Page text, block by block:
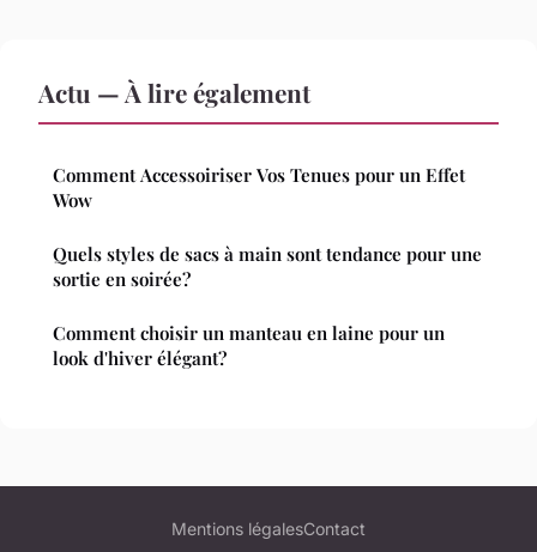
Actu — À lire également
Comment Accessoiriser Vos Tenues pour un Effet
Wow
Quels styles de sacs à main sont tendance pour une
sortie en soirée?
Comment choisir un manteau en laine pour un
look d'hiver élégant?
Mentions légalesContact